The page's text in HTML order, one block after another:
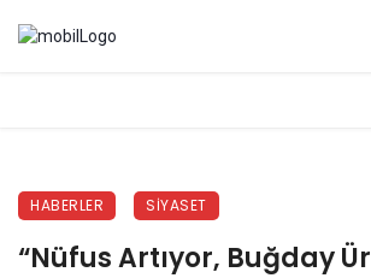
HABERLER SIYASET
“Nüfus Artıyor, Buğday